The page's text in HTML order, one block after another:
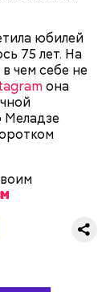
юбилей
75 лет. На
чем себе не
она
Меладзе
не
на ногах.
радиации.
Работа и
он.
19 декабря
вешний
об